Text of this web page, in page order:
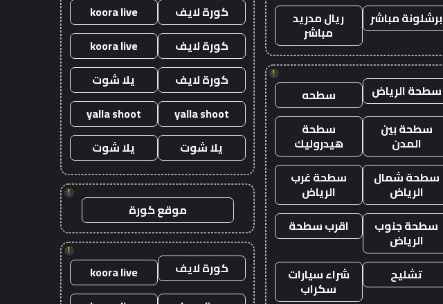
برشلونة مباشر
ريال مدريد
مباشر
!
سطحة الرياض
سطحه
سطحة بين
المدن
سطحة
هيدروليك
سطحة شمال
الرياض
سطحة غرب
الرياض
سطحة جنوب
الرياض
اقرب سطحة
تشليح شراء سيارات
سكراب
كورة لايف
koora live
كورة لايف
koora live
كورة لايف
يلا شوت
yalla shoot
yalla shoot
يلا شوت
يلا شوت
!
موقع كورة
!
كورة لايف
koora live